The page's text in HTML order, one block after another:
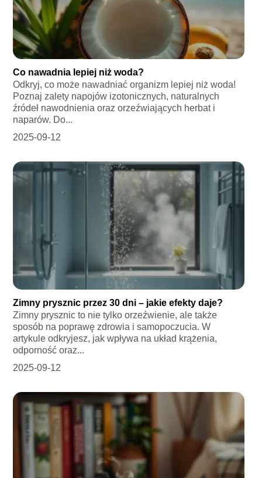
Co nawadnia lepiej niż woda?
Odkryj, co może nawadniać organizm lepiej niż woda!
Poznaj zalety napojów izotonicznych, naturalnych
źródeł nawodnienia oraz orzeźwiających herbat i
naparów. Do...
2025-09-12
Zimny prysznic przez 30 dni – jakie efekty daje?
Zimny prysznic to nie tylko orzeźwienie, ale także
sposób na poprawę zdrowia i samopoczucia. W
artykule odkryjesz, jak wpływa na układ krążenia,
odporność oraz...
2025-09-12